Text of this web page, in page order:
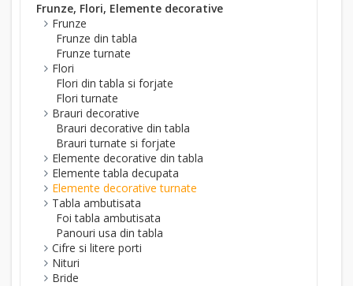
Frunze, Flori, Elemente decorative
Frunze
Frunze din tabla
Frunze turnate
Flori
Flori din tabla si forjate
Flori turnate
Brauri decorative
Brauri decorative din tabla
Brauri turnate si forjate
Elemente decorative din tabla
Elemente tabla decupata
Elemente decorative turnate
Tabla ambutisata
Foi tabla ambutisata
Panouri usa din tabla
Cifre si litere porti
Nituri
Bride